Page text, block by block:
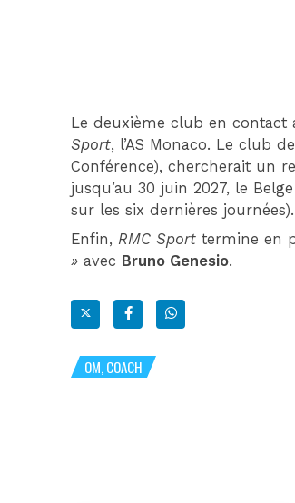
Le deuxième club en contact
Sport, l’AS Monaco. Le club
Conférence), chercherait un
jusqu’au 30 juin 2027, le
sur les six dernières journées).
Enfin, RMC Sport termine en
» avec Bruno Genesio.
OM, COACH